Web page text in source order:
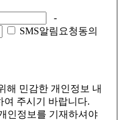
-
SMS알림요청동의
해 민감한 개인정보 내
여 주시기 바랍니다.
인정보를 기재하셔야